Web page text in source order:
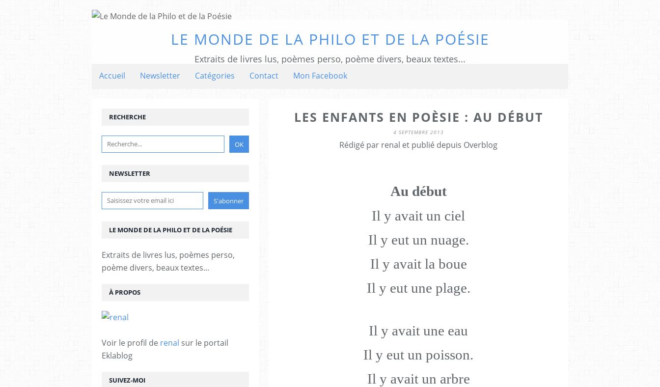
LE MONDE DE LA PHILO ET DE LA POÉSIE
Extraits de livres lus, poèmes perso, poème divers, beaux textes...
Accueil Newsletter Catégories Contact Mon Facebook
LES ENFANTS EN POÈSIE : AU DÉBUT
4 SEPTEMBRE 2013
Rédigé par renal et publié depuis Overblog
Au début
Il y avait un ciel
Il y eut un nuage.
Il y avait la boue
Il y eut une plage.
Il y avait une eau
Il y eut un poisson.
Il y avait un arbre
NEWSLETTER
SUIVEZ-MOI
RECHERCHE
LE MONDE DE LA PHILO ET DE LA POÉSIE
Extraits de livres lus, poèmes perso,
poème divers, beaux textes...
À PROPOS
Voir le profil de renal sur le portail
Eklablog